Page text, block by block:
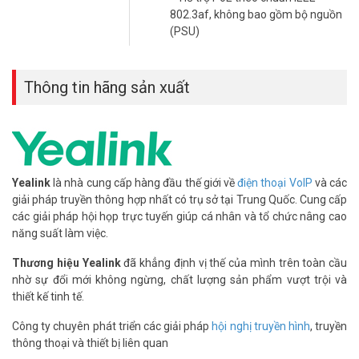
Lợi Ích Cho Doanh Nghiệp
Yealink SIP-T54W được thiết kế đáp ứng nhu cầu của các doanh
nghiệp đang tìm kiếm giải pháp liên lạc chuyên nghiệp. Sản phẩm
ưu hóa quy trình giao tiếp, tiết kiệm chi phí và nâng cao năng suất
làm việc.
Tại Sao Chọn Yealink SIP-T54W?
802.3af, không bao gồm bộ nguồn
(PSU)
Thông tin hãng sản xuất
Yealink là nhà cung cấp hàng đầu thế giới vềđiện thoại VoIP và các
giải pháp truyền thông hợp nhất có trụ sở tại Trung Quốc. Cung cấp
các giải pháp hội họp trực tuyến giúp cá nhân và tổ chức nâng cao
năng suất làm việc.
Thương hiệu Yealinkđã khẳng định vị thế của mình trên toàn cầu
nhờ sự đổi mới không ngừng, chất lượng sản phẩm vượt trội và
thiết kế tinh tế.
Công ty chuyên phát triển các giải pháp hội nghị truyền hình, truyền
thông thoại và thiết bị liên quan